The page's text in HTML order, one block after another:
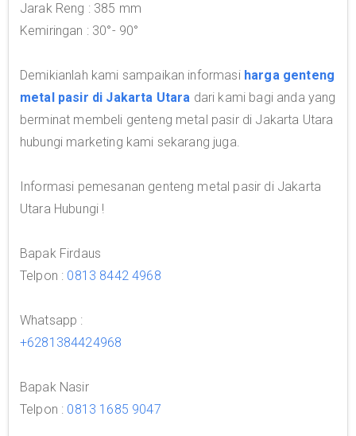
Jarak Reng : 385 mm
Kemiringan : 30°- 90°
Demikianlah kami sampaikan informasi harga genteng
metal pasir di Jakarta Utara dari kami bagi anda yang
berminat membeli genteng metal pasir di Jakarta Utara
hubungi marketing kami sekarang juga.
Informasi pemesanan genteng metal pasir di Jakarta
Utara Hubungi !
Bapak Firdaus
Telpon : 0813 8442 4968
Whatsapp :
+6281384424968
Bapak Nasir
Telpon : 0813 1685 9047